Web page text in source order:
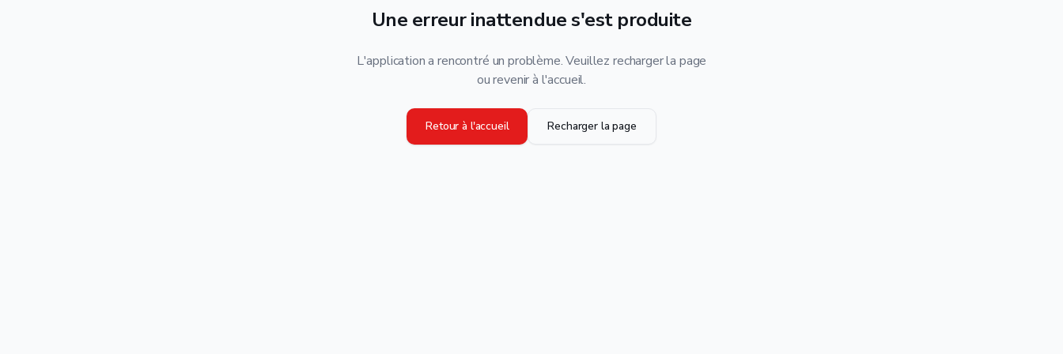
Une erreur inattendue s'est produite
L'application a rencontré un problème. Veuillez recharger la page
ou revenir à l'accueil.
Retour à l'accueil Recharger la page